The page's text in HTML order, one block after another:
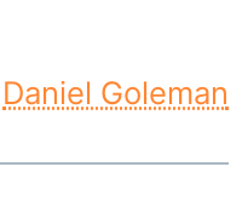
Daniel Goleman